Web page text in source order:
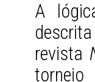
A
revista